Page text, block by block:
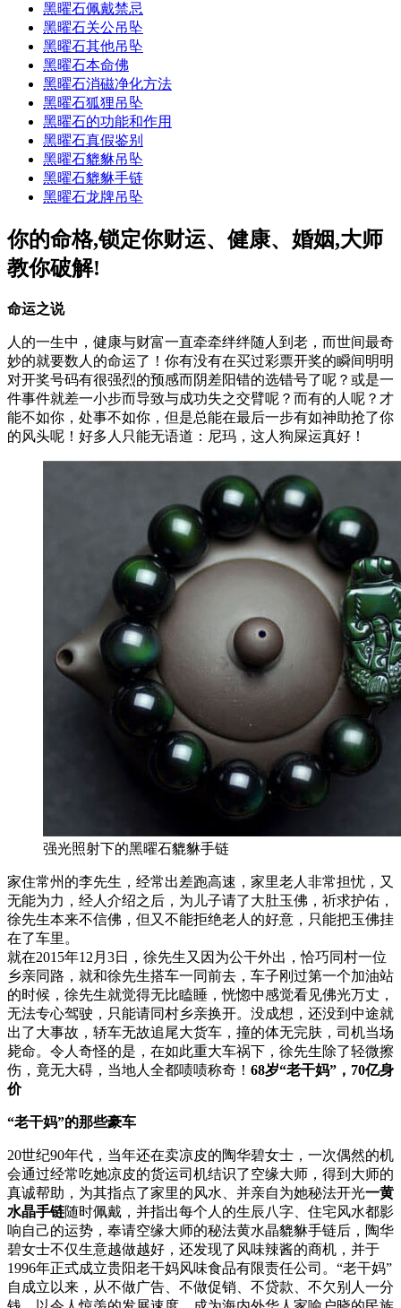
黑曜石佩戴禁忌
黑曜石关公吊坠
黑曜石其他吊坠
黑曜石本命佛
黑曜石消磁净化方法
黑曜石狐狸吊坠
黑曜石的功能和作用
黑曜石真假鉴别
黑曜石貔貅吊坠
黑曜石貔貅手链
黑曜石龙牌吊坠
你的命格,锁定你财运、健康、婚姻,大师
教你破解!
命运之说
人的一生中，健康与财富一直牵牵绊绊随人到老，而世间最奇
妙的就要数人的命运了！你有没有在买过彩票开奖的瞬间明明
对开奖号码有很强烈的预感而阴差阳错的选错号了呢？或是一
件事件就差一小步而导致与成功失之交臂呢？而有的人呢？才
能不如你，处事不如你，但是总能在最后一步有如神助抢了你
的风头呢！好多人只能无语道：尼玛，这人狗屎运真好！
强光照射下的黑曜石貔貅手链
家住常州的李先生，经常出差跑高速，家里老人非常担忧，又
无能为力，经人介绍之后，为儿子请了大肚玉佛，祈求护佑，
徐先生本来不信佛，但又不能拒绝老人的好意，只能把玉佛挂
在了车里。
就在2015年12月3日，徐先生又因为公干外出，恰巧同村一位
乡亲同路，就和徐先生搭车一同前去，车子刚过第一个加油站
的时候，徐先生就觉得无比瞌睡，恍惚中感觉看见佛光万丈，
无法专心驾驶，只能请同村乡亲换开。没成想，还没到中途就
出了大事故，轿车无故追尾大货车，撞的体无完肤，司机当场
毙命。令人奇怪的是，在如此重大车祸下，徐先生除了轻微擦
伤，竟无大碍，当地人全都啧啧称奇！ 68岁“老干妈”，70亿身
价
“老干妈”的那些豪车
20世纪90年代，当年还在卖凉皮的陶华碧女士，一次偶然的机
会通过经常吃她凉皮的货运司机结识了空缘大师，得到大师的
真诚帮助，为其指点了家里的风水、并亲自为她秘法开光一黄
水晶手链随时佩戴，并指出每个人的生辰八字、住宅风水都影
响自己的运势，奉请空缘大师的秘法黄水晶貔貅手链后，陶华
碧女士不仅生意越做越好，还发现了风味辣酱的商机，并于
1996年正式成立贵阳老干妈风味食品有限责任公司。“老干妈”
自成立以来，从不做广告、不做促销、不贷款、不欠别人一分